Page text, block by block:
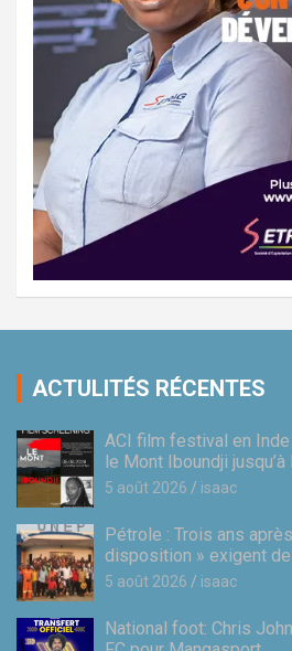
ACTULITÉS RÉCENTES
ACI film festival en
le Mont Iboundji jusqu’à
5 août 2026 isaac
Pétrole : Trois ans
disposition » exigent
5 août 2026 isaac
National foot: Chris